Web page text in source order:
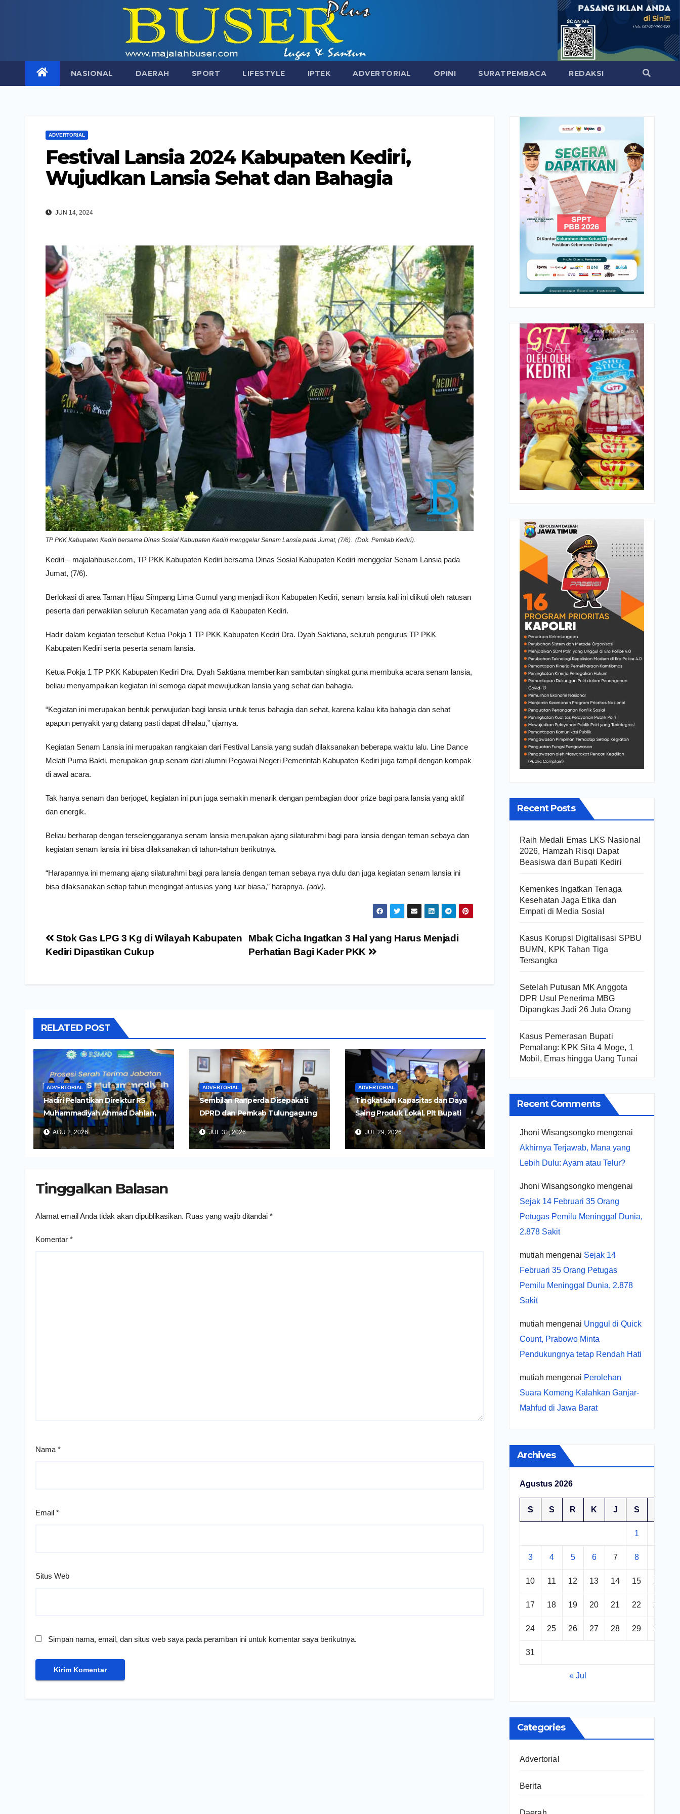
NASIONAL DAERAH SPORT LIFESTYLE IPTEK ADVERTORIAL OPINI SURATPEMBACA REDAKSI
ADVERTORIAL
Festival Lansia 2024 Kabupaten Kediri,
Wujudkan Lansia Sehat dan Bahagia
JUN 14, 2024
TP PKK Kabupaten Kediri bersama Dinas Sosial Kabupaten Kediri menggelar Senam Lansia pada Jumat, (7/6). (Dok. Pemkab Kediri).
Kediri – majalahbuser.com, TP PKK Kabupaten Kediri bersama Dinas Sosial Kabupaten Kediri menggelar Senam Lansia pada
Jumat, (7/6).
Berlokasi di area Taman Hijau Simpang Lima Gumul yang menjadi ikon Kabupaten Kediri, senam lansia kali ini diikuti oleh ratusan
peserta dari perwakilan seluruh Kecamatan yang ada di Kabupaten Kediri.
Hadir dalam kegiatan tersebut Ketua Pokja 1 TP PKK Kabupaten Kediri Dra. Dyah Saktiana, seluruh pengurus TP PKK
Kabupaten Kediri serta peserta senam lansia.
Ketua Pokja 1 TP PKK Kabupaten Kediri Dra. Dyah Saktiana memberikan sambutan singkat guna membuka acara senam lansia,
beliau menyampaikan kegiatan ini semoga dapat mewujudkan lansia yang sehat dan bahagia.
“Kegiatan ini merupakan bentuk perwujudan bagi lansia untuk terus bahagia dan sehat, karena kalau kita bahagia dan sehat
apapun penyakit yang datang pasti dapat dihalau,” ujarnya.
Kegiatan Senam Lansia ini merupakan rangkaian dari Festival Lansia yang sudah dilaksanakan beberapa waktu lalu. Line Dance
Melati Purna Bakti, merupakan grup senam dari alumni Pegawai Negeri Pemerintah Kabupaten Kediri juga tampil dengan kompak
di awal acara.
Tak hanya senam dan berjoget, kegiatan ini pun juga semakin menarik dengan pembagian door prize bagi para lansia yang aktif
dan energik.
Beliau berharap dengan terselenggaranya senam lansia merupakan ajang silaturahmi bagi para lansia dengan teman sebaya dan
kegiatan senam lansia ini bisa dilaksanakan di tahun-tahun berikutnya.
“Harapannya ini memang ajang silaturahmi bagi para lansia dengan teman sebaya nya dulu dan juga kegiatan senam lansia ini
bisa dilaksanakan setiap tahun mengingat antusias yang luar biasa,” harapnya. (adv).
Navigasi
pos
Mbak Cicha Ingatkan 3 Hal yang Harus Menjadi
Perhatian Bagi Kader PKK
Stok Gas LPG 3 Kg di Wilayah Kabupaten
Kediri Dipastikan Cukup
RELATED POST
ADVERTORIAL
Hadiri Pelantikan Direktur RS
Muhammadiyah Ahmad Dahlan,
Wali Kota Kediri Tekankan
Pelayanan Kesehatan yang
Humanis
AGU 2, 2026
ADVERTORIAL
Sembilan Ranperda Disepakati
DPRD dan Pemkab Tulungagung
Untuk Perkuat Pembangunan
Daerah
JUL 31, 2026
ADVERTORIAL
Tingkatkan Kapasitas dan Daya
Saing Produk Lokal, Plt Bupati
Tulungagung Buka Seminar
Impor dan Ekspor Produk UMKM
JUL 29, 2026
Tinggalkan Balasan
Alamat email Anda tidak akan dipublikasikan. Ruas yang wajib ditandai *
Komentar *
Nama *
Email *
Situs Web
Simpan nama, email, dan situs web saya pada peramban ini untuk komentar saya berikutnya.
Recent Posts
Raih Medali Emas LKS Nasional
2026, Hamzah Risqi Dapat
Beasiswa dari Bupati Kediri
Kemenkes Ingatkan Tenaga
Kesehatan Jaga Etika dan
Empati di Media Sosial
Kasus Korupsi Digitalisasi SPBU
BUMN, KPK Tahan Tiga
Tersangka
Setelah Putusan MK Anggota
DPR Usul Penerima MBG
Dipangkas Jadi 26 Juta Orang
Kasus Pemerasan Bupati
Pemalang: KPK Sita 4 Moge, 1
Mobil, Emas hingga Uang Tunai
Recent Comments
Jhoni Wisangsongkomengenai
Akhirnya Terjawab, Mana yang
Lebih Dulu: Ayam atau Telur?
Jhoni Wisangsongkomengenai
Sejak 14 Februari 35 Orang
Petugas Pemilu Meninggal Dunia,
2.878 Sakit
mutiah mengenai Sejak 14
Februari 35 Orang Petugas
Pemilu Meninggal Dunia, 2.878
Sakit
mutiah mengenai Unggul di Quick
Count, Prabowo Minta
Pendukungnya tetap Rendah Hati
mutiah mengenai Perolehan
Suara Komeng Kalahkan Ganjar-
Mahfud di Jawa Barat
Archives
Agustus 2026
S S R K J S
1
3 4 5 6 7 8
10 11 12 13 14 15 16
17 18 19 20 21 22 23
24 25 26 27 28 29 30
31
« Jul
Categories
Advertorial
Berita